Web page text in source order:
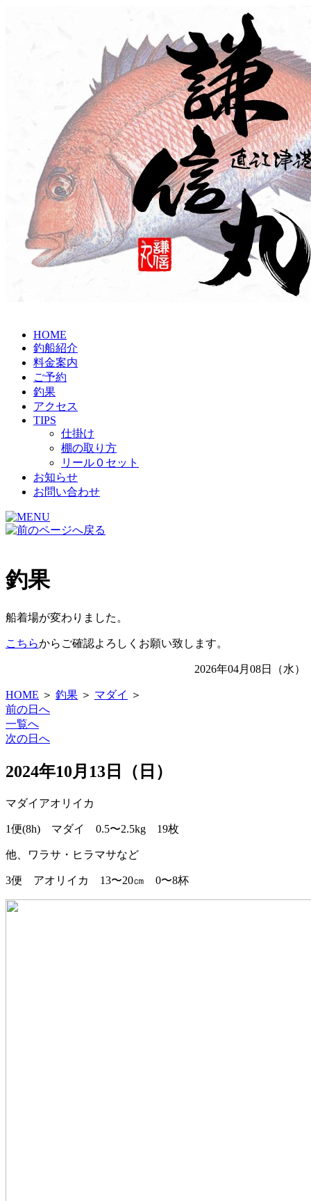
HOME
釣船紹介
料金案内
ご予約
釣果
アクセス
TIPS
仕掛け
棚の取り方
リール０セット
お知らせ
お問い合わせ
釣果
船着場が変わりました。
こちらからご確認よろしくお願い致します。
2026年04月08日（水）
HOME ＞ 釣果 ＞ マダイ
＞
前の日へ
一覧へ
次の日へ
2024年10月13日（日）
マダイ アオリイカ
1便(8h) マダイ 0.5〜2.5kg 19枚
他、ワラサ・ヒラマサなど
3便 アオリイカ 13〜20㎝ 0〜8杯